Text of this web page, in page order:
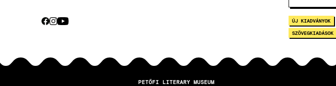
ÚJ KIADVÁNYOK
SZÖVEGKIADÁSOK
PETŐFI LITERARY MUSEUM